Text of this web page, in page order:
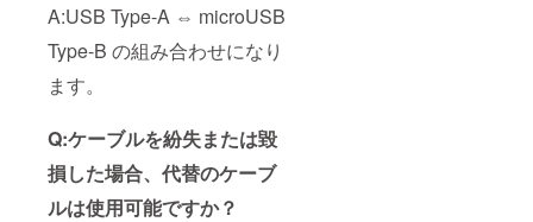
A:USB Type-A ⇔ microUSB
Type-B の組み合わせになり
ます。
Q:ケーブルを紛失または毀
損した場合、代替のケーブ
ルは使用可能ですか？